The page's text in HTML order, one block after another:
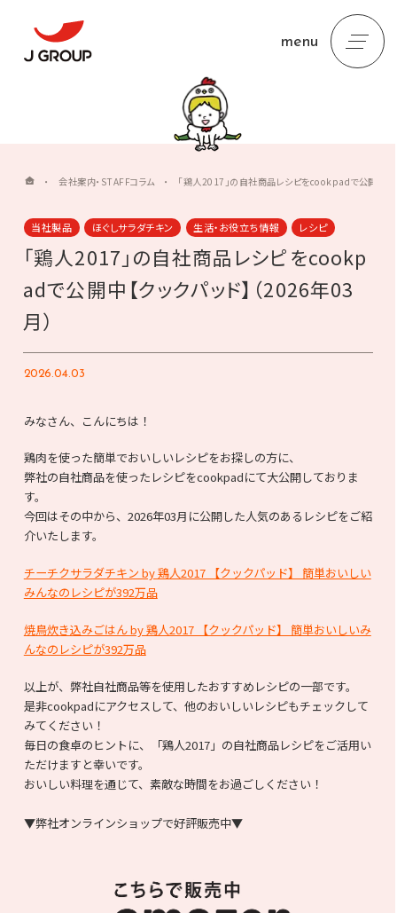
menu
・会社案内・STAFFコラム ・ 「鶏人2017」の自社商品レシピをcookpadで公開中【
当社製品 ほぐしサラダチキン 生活・お役立ち情報 レシピ
「鶏人2017」の自社商品レシピをcookp
adで公開中【クックパッド】（2026年03
月）
2026.04.03
みなさん、こんにちは！
鶏肉を使った簡単でおいしいレシピをお探しの方に、
弊社の自社商品を使ったレシピをcookpadにて大公開しておりま
す。
今回はその中から、2026年03月に公開した人気のあるレシピをご紹
介いたします。
チーチクサラダチキン by 鶏人2017 【クックパッド】 簡単おいしい
みんなのレシピが392万品
焼鳥炊き込みごはん by 鶏人2017 【クックパッド】 簡単おいしいみ
んなのレシピが392万品
以上が、弊社自社商品等を使用したおすすめレシピの一部です。
是非cookpadにアクセスして、他のおいしいレシピもチェックして
みてください！
毎日の食卓のヒントに、「鶏人2017」の自社商品レシピをご活用い
ただけますと幸いです。
おいしい料理を通じて、素敵な時間をお過ごしください！
▼弊社オンラインショップで好評販売中▼